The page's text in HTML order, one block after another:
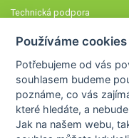
Technická podpora
Členové STOBklubu
Zásady nakládání s
Otestujte se
Spočítejte si
Používáme cookies
Potřebujeme od vás
souhlasem budeme
poznáme,co vás
které hledáte, a
Jak na našem webu,